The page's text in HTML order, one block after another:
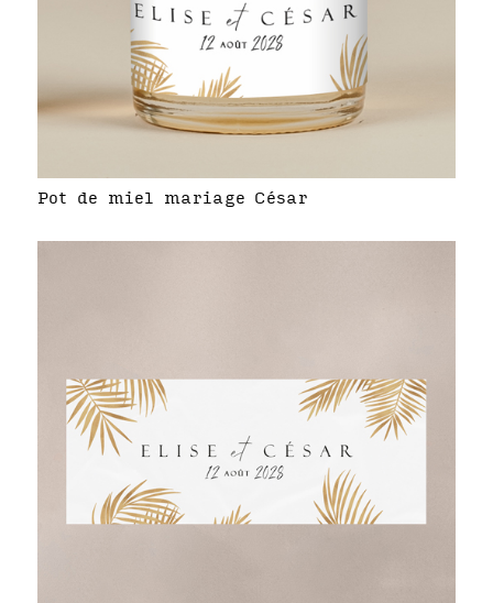
Pot de miel mariage César